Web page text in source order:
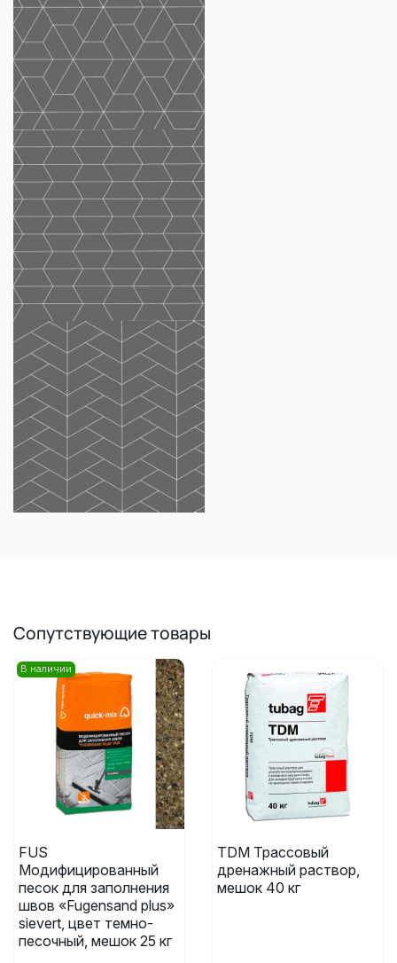
Сопутствующие товары
В наличии
FUS
Модифицированный
песок для заполнения
швов «Fugensand plus»
sievert, цвет темно-
песочный, мешок 25 кг
TDM Трассовый
дренажный раствор,
мешок 40 кг